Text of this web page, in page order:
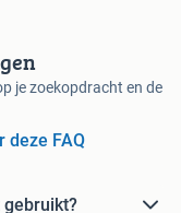
je zoekopdracht en de
deze FAQ
gebruikt?